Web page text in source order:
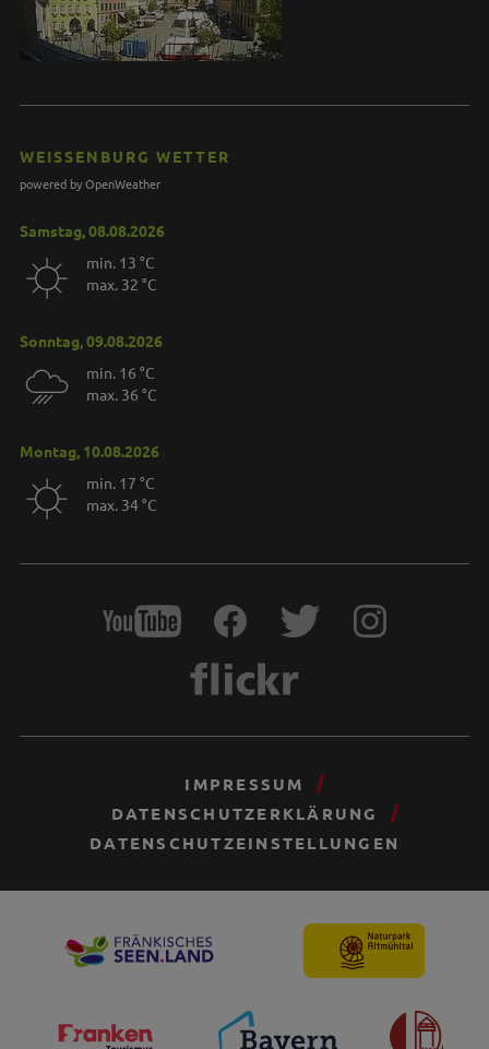
WEISSENBURG WETTER
powered by OpenWeather
Samstag, 08.08.2026
min. 13 °C
max. 32 °C
Sonntag, 09.08.2026
min. 16 °C
max. 36 °C
Montag, 10.08.2026
min. 17 °C
max. 34 °C
IMPRESSUM
DATENSCHUTZERKLÄRUNG
DATENSCHUTZEINSTELLUNGEN